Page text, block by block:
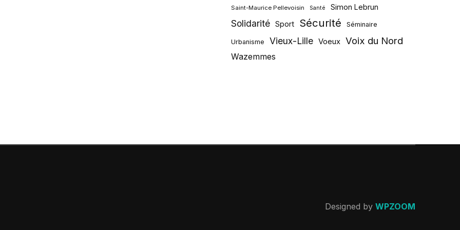
Saint-Maurice Pellevoisin Santé Simon Lebrun
Solidarité Sport Sécurité Séminaire
Urbanisme Vieux-Lille Voeux Voix du Nord
Wazemmes
Designed by WPZOOM